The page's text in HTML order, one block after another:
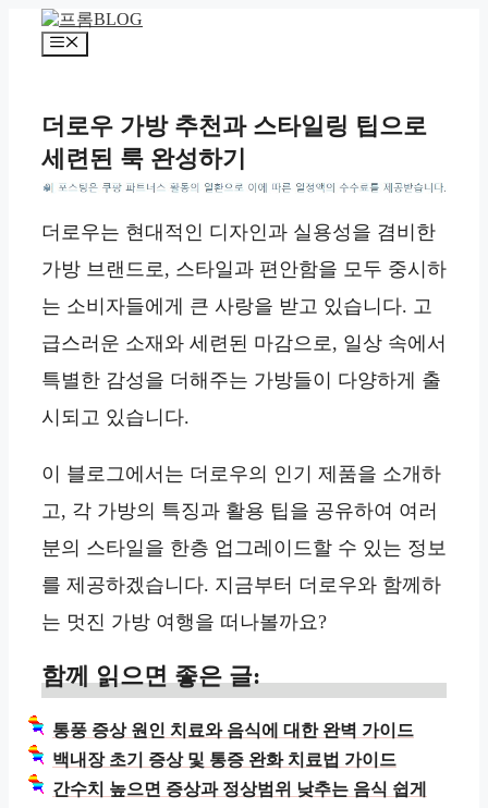
메
더로우 가방 추천과 스타일링 팁으로
세련된 룩 완성하기
*
더로우는 현대적인 디자인과 실용성을 겸비한
가방 브랜드로, 스타일과 편안함을 모두 중시하
는 소비자들에게 큰 사랑을 받고 있습니다. 고
급스러운 소재와 세련된 마감으로, 일상 속에서
특별한 감성을 더해주는 가방들이 다양하게 출
시되고 있습니다.
이 블로그에서는 더로우의 인기 제품을 소개하
고, 각 가방의 특징과 활용 팁을 공유하여 여러
분의 스타일을 한층 업그레이드할 수 있는 정보
를 제공하겠습니다. 지금부터 더로우와 함께하
는 멋진 가방 여행을 떠나볼까요?
함께 읽으면 좋은 글:
통풍 증상 원인 치료와 음식에 대한 완벽 가이드
백내장 초기 증상 및 통증 완화 치료법 가이드
간수치 높으면 증상과 정상범위 낮추는 음식 쉽게